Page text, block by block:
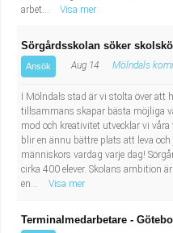
arbet...
Visa mer
Sörgårdsskolan söker
Ansök Aug 14 Mölndals
I Mölndals stad är vi stolta över att
tillsammans skapar bästa möjliga
mod och kreativitet utvecklar vi
blir en ännu bättre plats att leva
människors vardag varje dag!
cirka 400 elever. Skolans ambition
en...
Visa mer
Terminalmedarbetare -